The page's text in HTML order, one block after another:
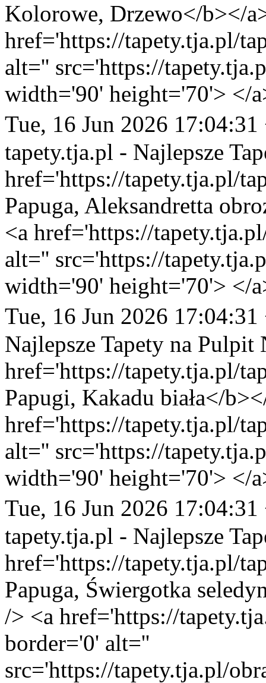
Kolorowe, Drzewo</b></
href='https://tapety.tja.pl/
alt='' src='https://
width='90' height='70'> </
Tue, 16 Jun 2026 17:04:31
tapety.tja.pl - Najlepsze
href='https://tapety.tja.pl/
Papuga, Aleksandretta
<a href='https://
alt='' src='https://
width='90' height='70'> </
Tue, 16 Jun 2026 17:04:31
Najlepsze Tapety na Pulpit
href='https://tapety.tja.pl/
Papugi, Kakadu biała</
href='https://tapety.tja.pl/
alt='' src='https://
width='90' height='70'> </
Tue, 16 Jun 2026 17:04:31
tapety.tja.pl - Najlepsze
href='https://tapety.tja.pl/
Papuga, Świergotka
/> <a href='https://
border='0' alt=''
src='https://tapety.tja.pl/